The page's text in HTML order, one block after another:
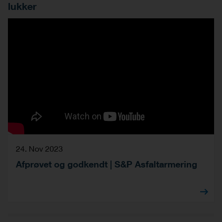
lukker
24. Nov 2023
Afprøvet og godkendt | S&P Asfaltarmering